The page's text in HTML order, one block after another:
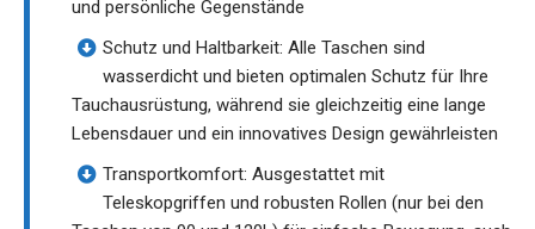
und persönliche Gegenstände
Schutz und Haltbarkeit: Alle Taschen sind
wasserdicht und bieten optimalen Schutz für Ihre
Tauchausrüstung, während sie gleichzeitig eine lange
Lebensdauer und ein innovatives Design gewährleisten
Transportkomfort: Ausgestattet mit
Teleskopgriffen und robusten Rollen (nur bei den